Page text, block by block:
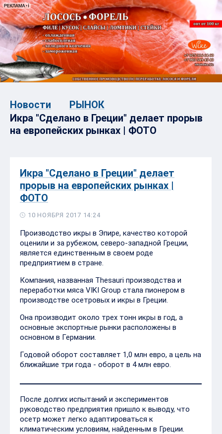
Новости
РЫНОК
Икра "Сделано в Греции" делает прорыв
на европейских рынках | ФОТО
Икра "Сделано в Греции" делает
прорыв на европейских рынках |
ФОТО
10 НОЯБРЯ 2017 14:24
Производство икры в Эпире, качество которой
оценили и за рубежом, северо-западной Греции,
является единственным в своем роде
предприятием в стране.
Компания, названная Thesauri производства и
переработки мяса VIKI Group стала пионером в
производстве осетровых и икры в Греции.
Она производит около трех тонн икры в год, а
основные экспортные рынки расположены в
основном в Германии.
Годовой оборот составляет 1,0 млн евро, а цель на
ближайшие три года - оборот в 4 млн евро.
После долгих испытаний и экспериментов
руководство предприятия пришло к выводу, что
осетр может легко адаптироваться к
климатическим условиям, найденным в Греции.